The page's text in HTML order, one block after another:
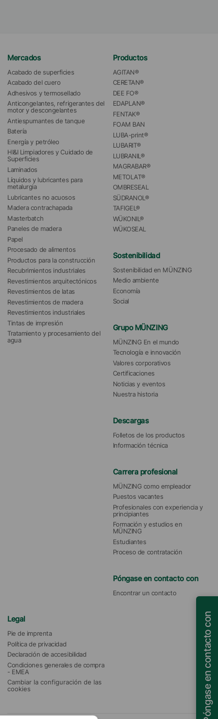
Mercados
Acabado de superficies
Acabado del cuero
Adhesivos y termosellado
Anticongelantes, refrigerantes del
motor y descongelantes
Antiespumantes de tanque
Batería
Energía y petróleo
HI&I Limpiadores y Cuidado de
Superficies
Laminados
Líquidos y lubricantes para
metalurgia
Lubricantes no acuosos
Madera contrachapada
Masterbatch
Paneles de madera
Papel
Procesado de alimentos
Productos para la construcción
Recubrimientos industriales
Revestimientos arquitectónicos
Revestimientos de latas
Revestimientos de madera
Revestimientos industriales
Tintas de impresión
Tratamiento y procesamiento del
agua
Productos
AGITAN®
CERETAN®
DEE FO®
EDAPLAN®
FENTAK®
FOAM BAN
LUBA-print®
LUBARIT®
LUBRANIL®
MAGRABAR®
METOLAT®
OMBRESEAL
SÜDRANOL®
TAFIGEL®
WÜKONIL®
WÜKOSEAL
Sostenibilidad
Sostenibilidad en MÜNZING
Medio ambiente
Economía
Social
Grupo MÜNZING
MÜNZING En el mundo
Tecnología e innovación
Valores corporativos
Certificaciones
Noticias y eventos
Nuestra historia
Descargas
Folletos de los productos
Información técnica
Carrera profesional
MÜNZING como empleador
Puestos vacantes
Profesionales con experiencia y
principiantes
Formación y estudios en
MÜNZING
Estudiantes
Proceso de contratación
Póngase en contacto con
Encontrar un contacto
Legal
Pie de imprenta
Política de privacidad
Declaración de accesibilidad
Condiciones generales de compra
- EMEA
Cambiar la configuración de las
cookies
Póngase en contacto con